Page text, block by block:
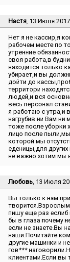
Настя, 13 Июля
Нет я не кассир,я
рабочем месте по
утренние
своя работа,в
находится только
убирает,и вы
дойти до
территори
людей,и вся
весь персонал
я работаю с утра,и
нагрубив ни Вам
тоже после уборки
лицо после пыли,мы
которой мы
еденицы,для
не важно хотим мы
Любовь, 13 Июля
Вы только к нам
пишу еще раз
бы в глаза почему
если не знаете.Вы
наши.Почитайте
другие машинки и
гов***
клиентами.Если вы